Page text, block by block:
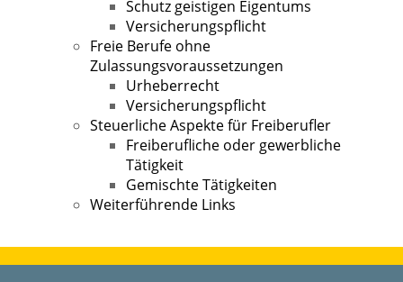
Schutz geistigen Eigentums
Versicherungspflicht
Freie Berufe ohne
Zulassungsvoraussetzungen
Urheberrecht
Versicherungspflicht
Steuerliche Aspekte für Freiberufler
Freiberufliche oder gewerbliche
Tätigkeit
Gemischte Tätigkeiten
Weiterführende Links